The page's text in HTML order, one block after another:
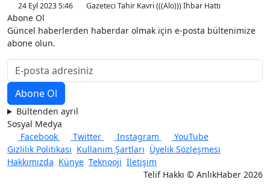
24 Eyl 2023 5:46 Gazeteci Tahir Kavri (((Alo))) İhbar Hattı
Abone Ol
Güncel haberlerden haberdar olmak için e-posta bültenimize
abone olun.
Bültenden ayrıl
Sosyal Medya
Facebook
Twitter Instagram
YouTube
Gizlilik Politikası Kullanım Şartları Üyelik Sözleşmesi
Hakkımızda Künye Teknooji İletişim
Telif Hakkı © AnlıkHaber 2026